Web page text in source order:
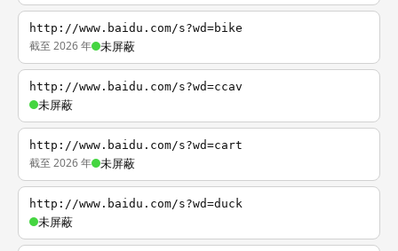
http://www.baidu.com/s?wd=bike
截至 2026 年 未屏蔽
http://www.baidu.com/s?wd=ccav
未屏蔽
http://www.baidu.com/s?wd=cart
截至 2026 年 未屏蔽
http://www.baidu.com/s?wd=duck
未屏蔽